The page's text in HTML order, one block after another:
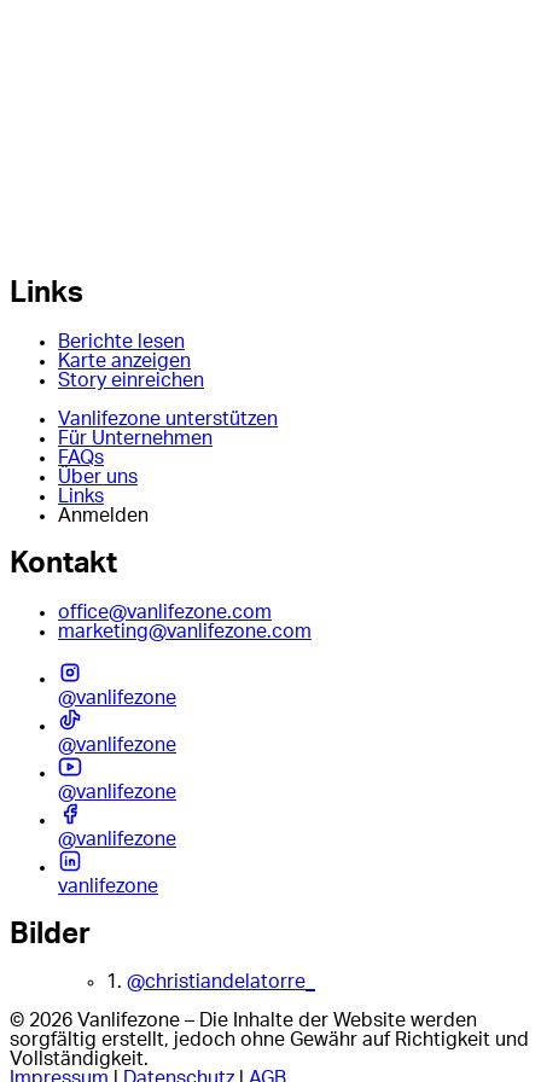
Links
Berichte lesen
Karte anzeigen
Story einreichen
Vanlifezone unterstützen
Für Unternehmen
FAQs
Über uns
Links
Anmelden
Kontakt
office@vanlifezone.com
marketing@vanlifezone.com
@vanlifezone
@vanlifezone
@vanlifezone
@vanlifezone
vanlifezone
Bilder
1. @christiandelatorre_
© 2026 Vanlifezone – Die Inhalte der Website werden
sorgfältig erstellt, jedoch ohne Gewähr auf Richtigkeit und
Vollständigkeit.